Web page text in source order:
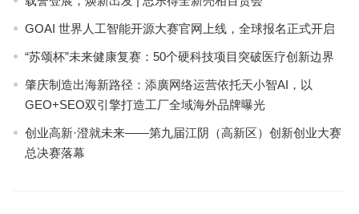
GOAI 世界人工智能开源大赛官网上线，全球报名正式开启
“苏颂杯”未来健康复赛：50个硬科技项目突破医疗创新边界
肇庆制造出海新路径：添廣网络运营依托天小智AI，以
GEO+SEO双引擎打造工厂全域海外品牌曝光
创业高新·澄就未来——第九届江阴（高新区）创新创业大赛
总决赛落幕